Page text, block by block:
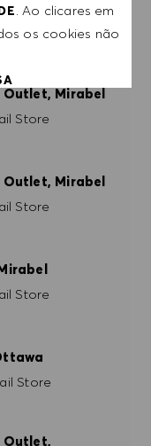
. Ao clicares em
os cookies não
Outlet, Mirabel
Store
Outlet, Mirabel
Store
Store
Store
Outlet,